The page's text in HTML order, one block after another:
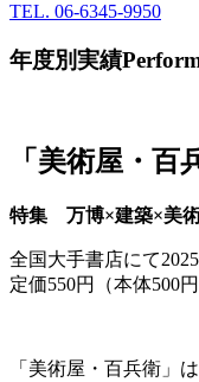
TEL. 06-6345-9950
年度別実績
「美術屋・百
特集 万博×建築×美
全国大手書店にて
定価550円（本体500円
「美術屋・百兵衛」